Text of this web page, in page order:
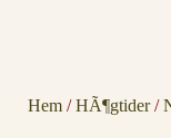
Hem/HÃ¶gtider/